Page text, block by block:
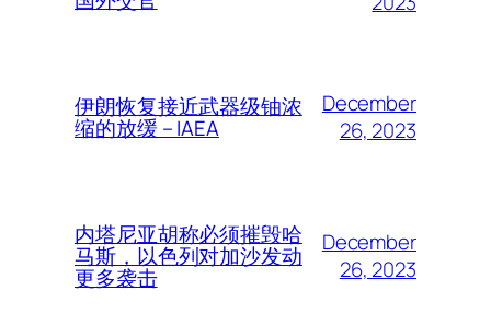
伊朗恢复接近武器级铀浓
缩的放缓 – IAEA
December
26, 2023
内塔尼亚胡称必须摧毁哈
马斯，以色列对加沙发动
更多袭击
December
26, 2023